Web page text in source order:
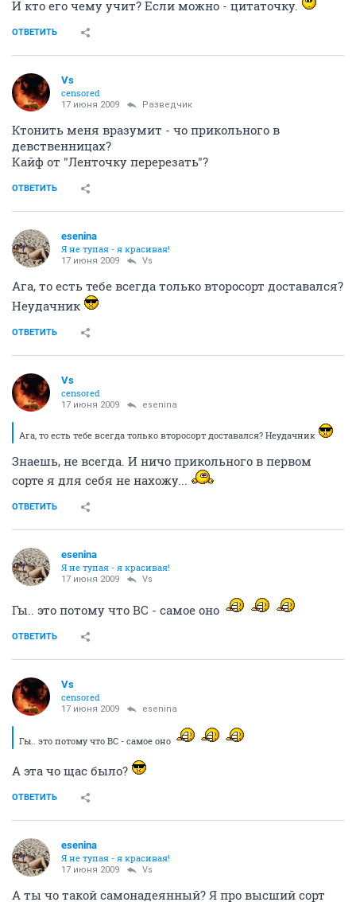
И кто его чему учит? Если можно - цитаточку.
ОТВЕТИТЬ
Vs
censored
17 июня 2009 Разведчик
Ктонить меня вразумит - чо прикольного в
девственницах?
Кайф от "Ленточку перерезать"?
ОТВЕТИТЬ
esenina
Я не тупая - я красивая!
17 июня 2009 Vs
Ага, то есть тебе всегда только второсорт доставался?
Неудачник
ОТВЕТИТЬ
Vs
censored
17 июня 2009 esenina
Ага, то есть тебе всегда только второсорт доставался? Неудачник
Знаешь, не всегда. И ничо прикольного в первом
сорте я для себя не нахожу...
ОТВЕТИТЬ
esenina
Я не тупая - я красивая!
17 июня 2009 Vs
Гы.. это потому что ВС - самое оно
ОТВЕТИТЬ
Vs
censored
17 июня 2009 esenina
Гы.. это потому что ВС - самое оно
А эта чо щас было?
ОТВЕТИТЬ
esenina
Я не тупая - я красивая!
17 июня 2009 Vs
А ты чо такой самонадеянный? Я про высший сорт